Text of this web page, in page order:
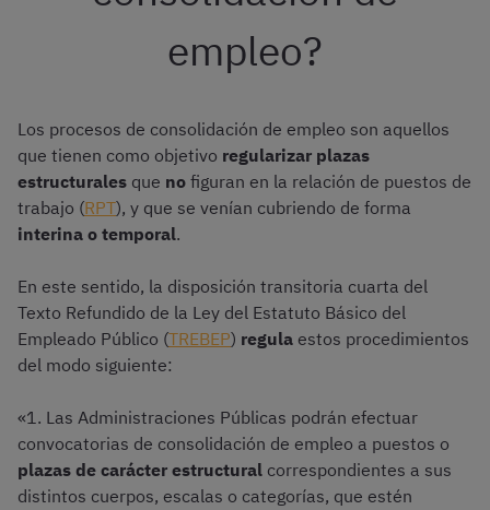
empleo?
Los procesos de consolidación de empleo son aquellos
que tienen como objetivo regularizar plazas
estructurales que no figuran en la relación de puestos de
trabajo (RPT), y que se venían cubriendo de forma
interina o temporal.
En este sentido, la disposición transitoria cuarta del
Texto Refundido de la Ley del Estatuto Básico del
Empleado Público (TREBEP) regula estos procedimientos
del modo siguiente:
«1. Las Administraciones Públicas podrán efectuar
convocatorias de consolidación de empleo a puestos o
plazas de carácter estructural correspondientes a sus
distintos cuerpos, escalas o categorías, que estén